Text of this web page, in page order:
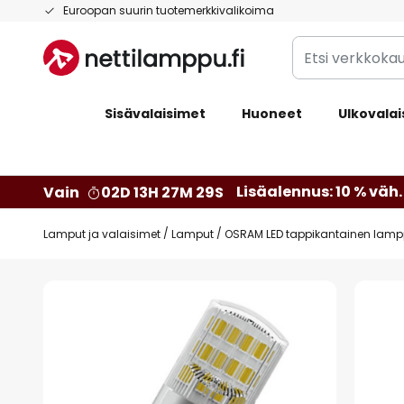
Euroopan suurin tuotemerkkivalikoima
Skip
Content
Etsi
verkkokaupan
Sisävalaisimet Huoneet
Vain 02D 13H 27M 28S Lisäalennus: 10 %
Lamput ja valaisimet Lamput OSRAM LED tappikantainen